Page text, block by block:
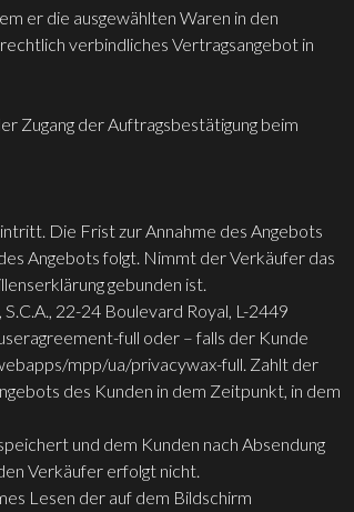
er die ausgewählten Waren in den
verbindliches Vertragsangebot in
Zugang der Auftragsbestätigung beim
Die Frist zur Annahme des Angebots
Angebots folgt. Nimmt der Verkäufer das
gebunden ist.
22-24 Boulevard Royal, L-2449
full oder – falls der Kunde
mpp/ua/privacywax-full. Zahlt der
des Kunden in dem Zeitpunkt, in dem
und dem Kunden nach Absendung
Verkäufer erfolgt nicht.
Lesen der auf dem Bildschirm